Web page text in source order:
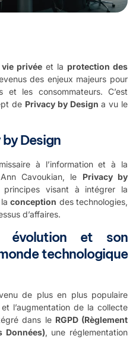
vie privéeet la protection des
des enjeux majeurs pour
et les consommateurs. C’est
de Privacy by Design a vu le
Design
à l’information et à la
Cavoukian, le Privacy by
visant à intégrer la
laconception des technologies,
d’affaires.
évolution et son
technologique
de plus en plus populaire
l’augmentation de la collecte
dans le RGPD (Règlement
Données), une réglementation